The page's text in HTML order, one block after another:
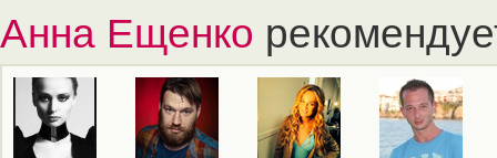
Анна Ещенко